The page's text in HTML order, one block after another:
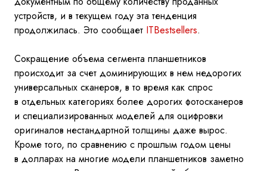
устройств, и в текущем году эта тенденция
продолжилась. Это сообщает ITBestsellers.
Сокращение объема сегмента планшетников
происходит за счет доминирующих в нем недорогих
универсальных сканеров, в то время как спрос
в отдельных категориях более дорогих фотосканеров
и специализированных моделей для оцифровки
оригиналов нестандартной толщины даже вырос.
Кроме того, по сравнению с прошлым годом цены
в долларах на многие модели планшетников заметно